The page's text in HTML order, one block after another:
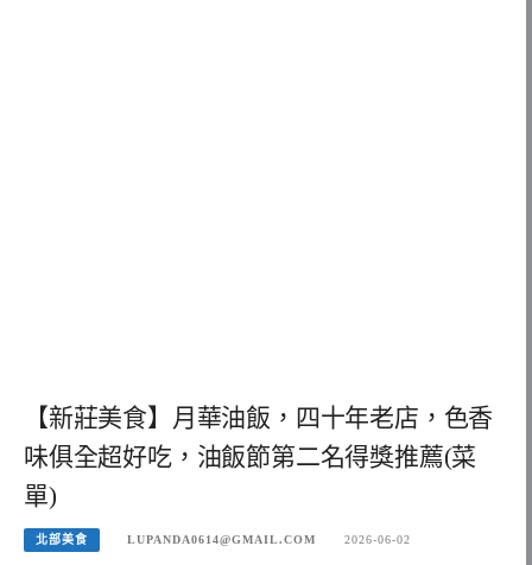
【新莊美食】月華油飯，四十年老店，色香
味俱全超好吃，油飯節第二名得獎推薦(菜
單)
北部美食 LUPANDA0614@GMAIL.COM 2026-06-02